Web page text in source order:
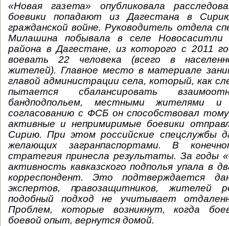
«Новая газета» опубликовала
боевики попадают из Дагестана в
гражданской войне. Руководитель отдела
Милашина побывала в селе Новосаситли
района в Дагестане, из которого с 2011
воевать 22 человека (всего в
жителей). Главное место в материале
главой администрации села, который, как
пытается сбалансировать
бандподпольем, местными жителями и
согласованию с ФСБ он способствовал
активные и непримиримые боевики
Сирию. При этом российские спецслужбы
желающих загранпаспортами. В
стратегия принесла результаты. За годы
активность кавказского подполья упала в
корреспондент. Это подтверждается
экспертов, правозащитников, жителей
подобный подход не учитывает
Проблем, которые возникнут, когда
боевой опыт, вернутся домой.